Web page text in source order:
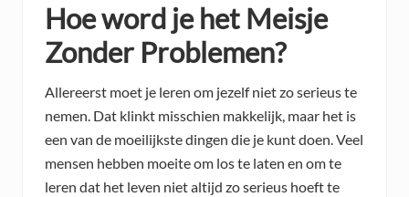
Hoe word je het Meisje
Zonder Problemen?
Allereerst moet je leren om jezelf niet zo serieus te
nemen. Dat klinkt misschien makkelijk, maar het is
een van de moeilijkste dingen die je kunt doen. Veel
mensen hebben moeite om los te laten en om te
leren dat het leven niet altijd zo serieus hoeft te